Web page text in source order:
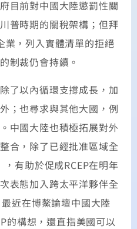
目前對中國大陸懲罰性關
普時期的關稅架構；但拜
業，列入實體清單的拒絕
制裁仍會持續。
以內循環支撐成長，加
；也尋求與其他大國，例
中國大陸也積極拓展對外
合，除了已經批准區域全
有助於促成RCEP在明年
表態加入跨太平洋夥伴全
近在博鰲論壇中國大陸
的構想，還直指美國可以